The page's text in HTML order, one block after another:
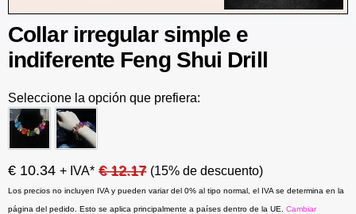
Collar irregular simple e
indiferente Feng Shui Drill
Seleccione la opción que prefiera:
€ 10.34 + IVA* € 12.17 (15% de descuento)
Los precios no incluyen IVA y pueden variar del 0% al tipo normal, el IVA se determina en la
página del pedido. Esto se aplica principalmente a países dentro de la UE. Cambiar